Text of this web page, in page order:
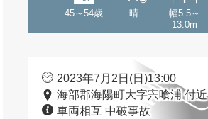
45～54歳 晴
幅5.5～
13.0m
2023年7月2日(日)13:00
海部郡海陽町大字宍喰浦 付近
車両相互 中破事故